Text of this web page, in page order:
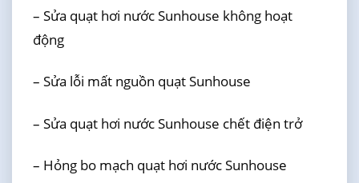
– Sửa quạt hơi nước Sunhouse không hoạt
động
– Sửa lỗi mất nguồn quạt Sunhouse
– Sửa quạt hơi nước Sunhouse chết điện trở
– Hỏng bo mạch quạt hơi nước Sunhouse